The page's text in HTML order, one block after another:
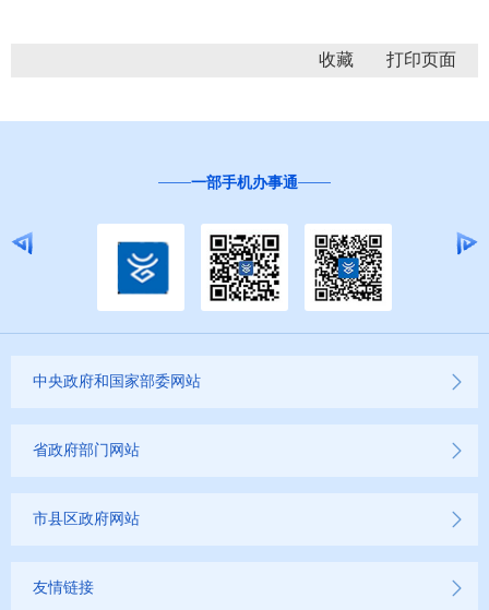
收藏
一部手机办事通
中央政府和国家部委网站
省政府部门网站
市县区政府网站
友情链接